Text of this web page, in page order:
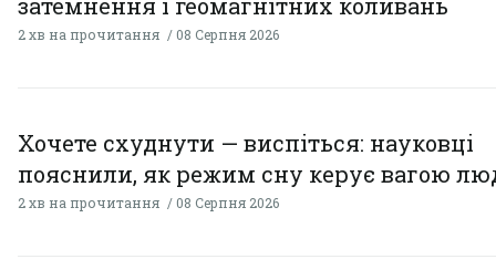
затемнення і геомагнітних коливань
2 хв на прочитання 08 Серпня 2026
Хочете схуднути — виспіться: науковці
пояснили, як режим сну керує вагою
2 хв на прочитання 08 Серпня 2026